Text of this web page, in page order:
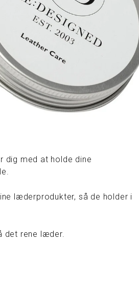
dig med at holde dine
læderprodukter, så de holder i
det rene læder.